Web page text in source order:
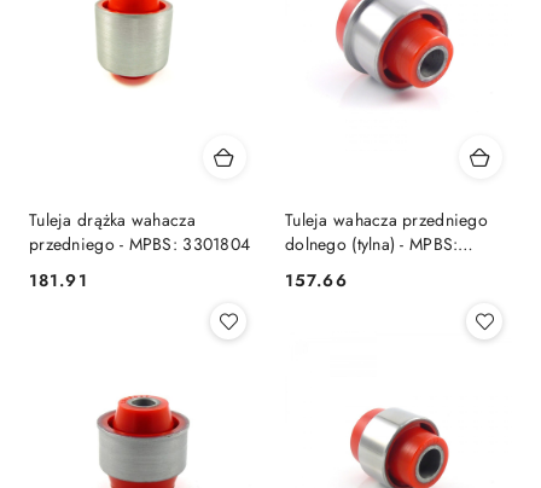
Tuleja drążka wahacza
przedniego - MPBS: 3301804
Cena:
181.91
Tuleja wahacza przedniego
dolnego (tylna) - MPBS:
Cena:
157.66